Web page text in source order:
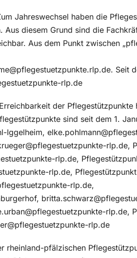
Jahreswechsel haben die
Aus diesem Grund sind die
Aus dem Punkt zwischen
Seit
rlp.de
der Pflegestützpunkte
sind seit dem 1.
Iggelheim,
rlp.de,
rlp.de,
rlp.de,
rlp.de,
rlp.de,
rlp.de
rheinland-pfälzischen